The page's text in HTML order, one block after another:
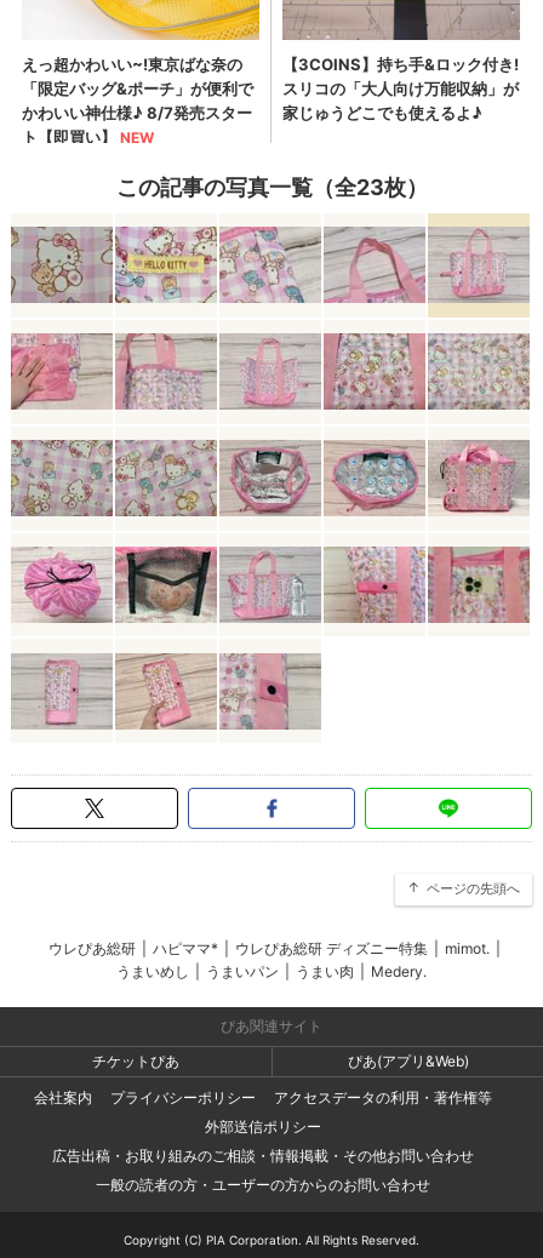
この記事の写真一覧（全23枚）
ページの先頭へ
ウレぴあ総研 ハピママ* ウレぴあ総研 ディズニー特集 mimot.
うまいめし
うまいパン うまい肉 Medery.
ぴあ関連サイト
チケットぴあ
ぴあ(アプリ&Web)
会社案内
プライバシーポリシー
アクセスデータの利用・著作権等
外部送信ポリシー
広告出稿・お取り組みのご相談・情報掲載・その他お問い合わせ
一般の読者の方・ユーザーの方からのお問い合わせ
Copyright (C) PIA Corporation. All Rights Reserved.